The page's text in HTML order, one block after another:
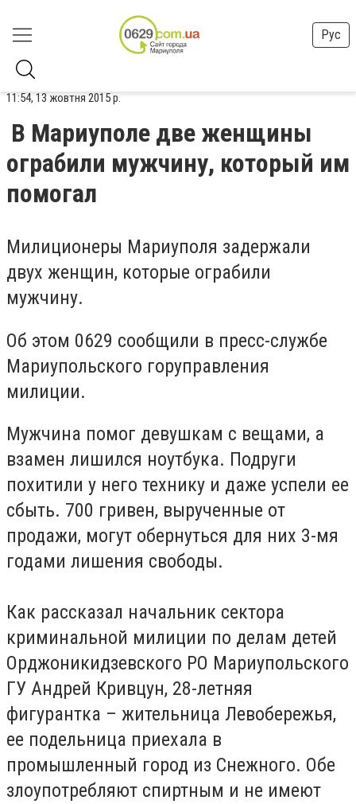
Рус
11:54, 13 жовтня 2015 р.
В Мариуполе две женщины
ограбили мужчину, который им
помогал
Милиционеры Мариуполя задержали
двух женщин, которые ограбили
мужчину.
Об этом 0629 сообщили в пресс-службе
Мариупольского горуправления
милиции.
Мужчина помог девушкам с вещами, а
взамен лишился ноутбука. Подруги
похитили у него технику и даже успели ее
сбыть. 700 гривен, вырученные от
продажи, могут обернуться для них 3-мя
годами лишения свободы.
Как рассказал начальник сектора
криминальной милиции по делам детей
Орджоникидзевского РО Мариупольского
ГУ Андрей Кривцун, 28-летняя
фигурантка – жительница Левобережья,
ее подельница приехала в
промышленный город из Снежного. Обе
злоупотребляют спиртным и не имеют